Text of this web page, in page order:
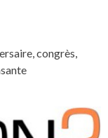
congrès,